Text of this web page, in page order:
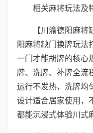
相关麻将玩法及
【川渝德阳麻
阳麻将缺门换牌玩法
一门才能胡牌的核心
牌、洗牌、补牌全流
运行不发热，洗牌均
设计适合居家使用，
都能沉浸式体验川式